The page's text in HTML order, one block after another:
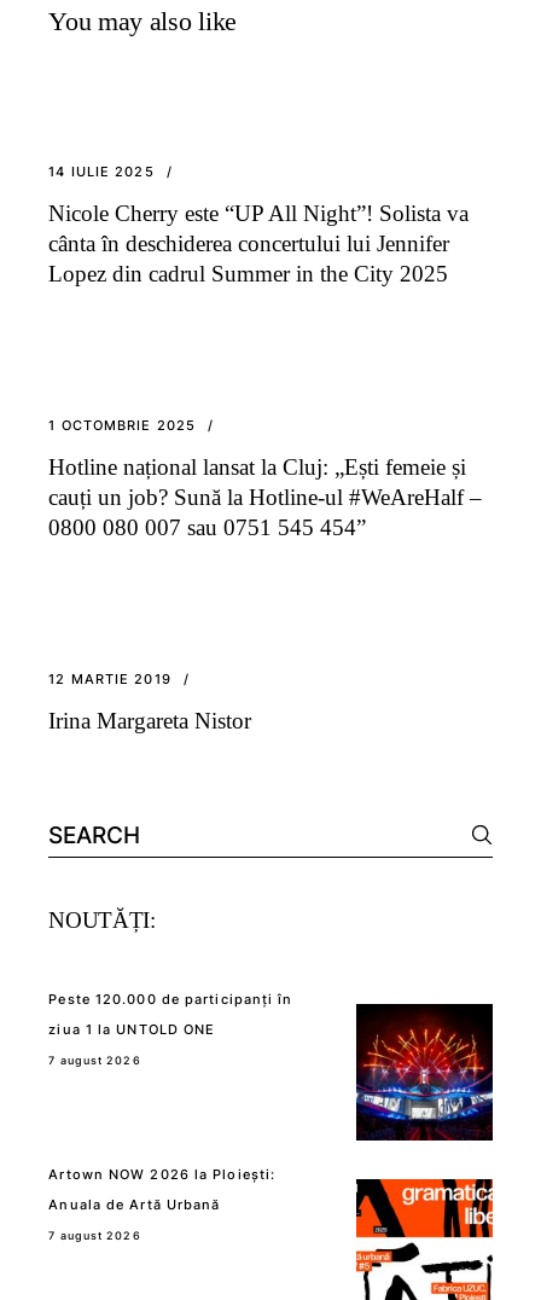
You may also like
14 IULIE 2025
Nicole Cherry este “UP All Night”! Solista va
cânta în deschiderea concertului lui Jennifer
Lopez din cadrul Summer in the City 2025
1 OCTOMBRIE 2025
Hotline național lansat la Cluj: „Ești femeie și
cauți un job? Sună la Hotline-ul #WeAreHalf –
0800 080 007 sau 0751 545 454”
12 MARTIE 2019
Irina Margareta Nistor
Search
for:
NOUTĂȚI:
Peste 120.000 de participanți în
ziua 1 la UNTOLD ONE
7 august 2026
Artown NOW 2026 la Ploiești:
Anuala de Artă Urbană
7 august 2026